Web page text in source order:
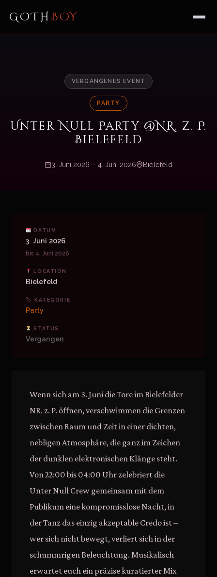
GOTH BOY
VERGANGENES EVENT
PARTY
Unter Null Party @NR. z. P.
Bielefeld
3. Juni 2026 – 4. Juni 2026 Bielefeld
DATUM
3. Juni 2026
bis 4. Juni 2026
LOCATION
Bielefeld
🏷 KATEGORIE
Party
STATUS
Vergangen
Wenn sich am 3. Juni die Tore im Bielefelder
NR. z. P. öffnen, verschwimmen die Grenzen
zwischen Raum und Zeit in einer dichten,
nebligen Atmosphäre, die ganz im Zeichen
der dunklen elektronischen Klänge steht.
Von 22:00 bis 04:00 Uhr zelebriert die
Unter Null Crew gemeinsam mit dem
Publikum eine kompromisslose Nacht, in
der Tanz das einzig akzeptable Credo ist –
wer sich nicht bewegt, verliert sich in der
schummrigen Beleuchtung. Musikalisch
erwartet euch ein präzise kuratierter Mix